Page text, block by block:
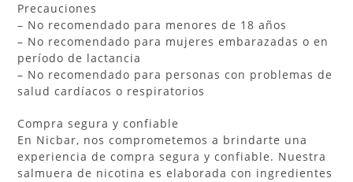
Precauciones
– No recomendado para menores de 18 años
– No recomendado para mujeres embarazadas o en
período de lactancia
– No recomendado para personas con problemas de
salud cardíacos o respiratorios
Compra segura y confiable
En Nicbar, nos comprometemos a brindarte una
experiencia de compra segura y confiable. Nuestra
salmuera de nicotina es elaborada con ingredientes